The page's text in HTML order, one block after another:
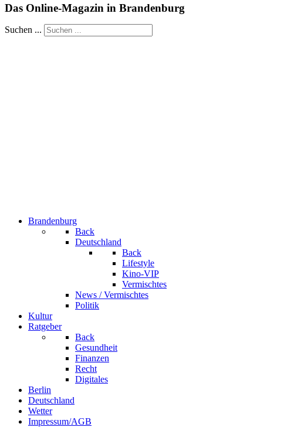
Das Online-Magazin in Brandenburg
Suchen ...
Brandenburg
Back
Deutschland
Back
Lifestyle
Kino-VIP
Vermischtes
News / Vermischtes
Politik
Kultur
Ratgeber
Back
Gesundheit
Finanzen
Recht
Digitales
Berlin
Deutschland
Wetter
Impressum/AGB